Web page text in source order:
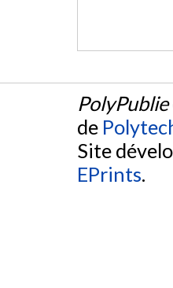
PolyPublie
de
Site
EPrints.